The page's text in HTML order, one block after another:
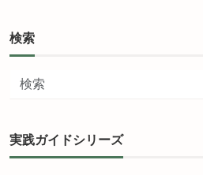
検索
実践ガイドシリーズ